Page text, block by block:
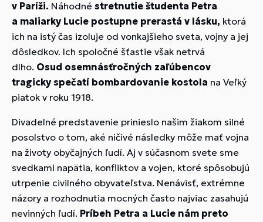
v Paríži. Náhodné stretnutie študenta Petra
a maliarky Lucie postupne prerastá v lásku, ktorá
ich na istý čas izoluje od vonkajšieho sveta, vojny a jej
dôsledkov. Ich spoločné šťastie však netrvá
dlho. Osud osemnásťročných zaľúbencov
tragicky spečatí bombardovanie kostola na Veľký
piatok v roku 1918.
Divadelné predstavenie prinieslo našim žiakom silné
posolstvo o tom, aké ničivé následky môže mať vojna
na životy obyčajných ľudí. Aj v súčasnom svete sme
svedkami napätia, konfliktov a vojen, ktoré spôsobujú
utrpenie civilného obyvateľstva. Nenávisť, extrémne
názory a rozhodnutia mocných často najviac zasahujú
nevinných ľudí. Príbeh Petra a Lucie nám preto